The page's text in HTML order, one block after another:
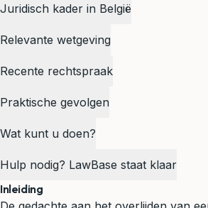
Juridisch kader in België
Relevante wetgeving
Recente rechtspraak
Praktische gevolgen
Wat kunt u doen?
Hulp nodig? LawBase staat klaar
Inleiding